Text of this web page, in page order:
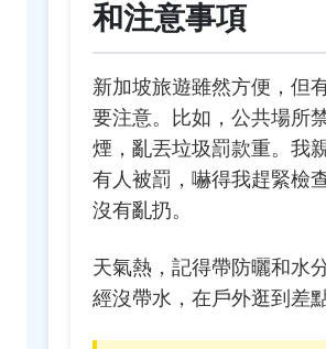
和注意事項
新加坡旅遊雖然方便，但
要注意。比如，公共場所
煙，亂丟垃圾罰款重。我
有人被罰，嚇得我趕緊檢
沒有亂扔。
天氣熱，記得帶防曬和水
經沒帶水，在戶外逛到差